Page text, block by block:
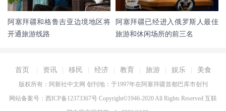
阿塞拜疆和格鲁吉亚边境地区将
开通旅游线路
阿塞拜疆已经进入俄罗斯人最佳
旅游和休闲场所的前三名
首页 资讯 移民 经济 教育 旅游 娱乐 美食
版权所有：阿新社中文网 创刊地：于1997年在 阿塞拜疆首都巴库市创刊
网站备案号：西ICP备12373367号 Copyright©1946-2020 All Rights Reserved 互联